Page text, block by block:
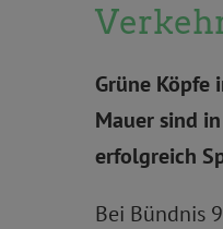
Grüne Köpfe
Mauer sind
erfolgreich
Bei Bündnis